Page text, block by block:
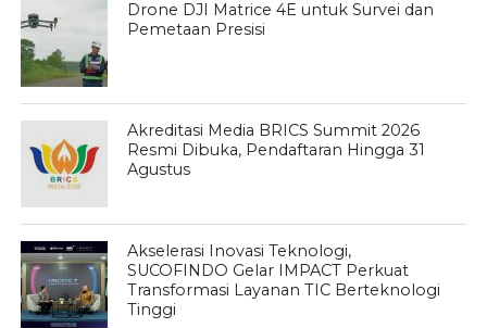
Drone DJI Matrice 4E untuk Survei dan
Pemetaan Presisi
Akreditasi Media BRICS Summit 2026
Resmi Dibuka, Pendaftaran Hingga 31
Agustus
Akselerasi Inovasi Teknologi,
SUCOFINDO Gelar IMPACT Perkuat
Transformasi Layanan TIC Berteknologi
Tinggi